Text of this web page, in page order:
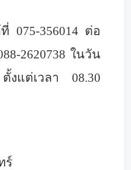
075-356014 ต่อ
2620738 ในวัน
งแต่เวลา 08.30
ร์